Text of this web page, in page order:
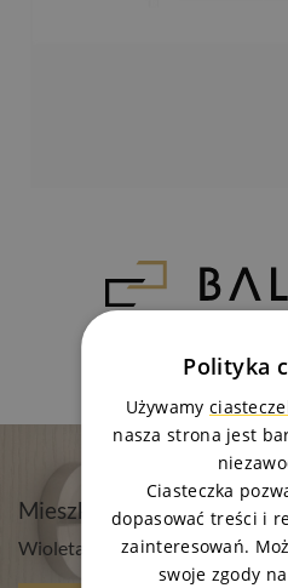
Mieszkanie Twoich
Wioleta lub Marek odpowiedzą
Polityka
Używamy
nasza strona jest
Ciasteczka
dopasować treści i
zainteresowań.
swoje zgody